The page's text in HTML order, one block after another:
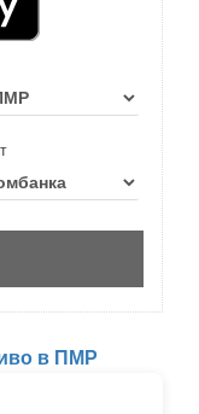
в ПМР